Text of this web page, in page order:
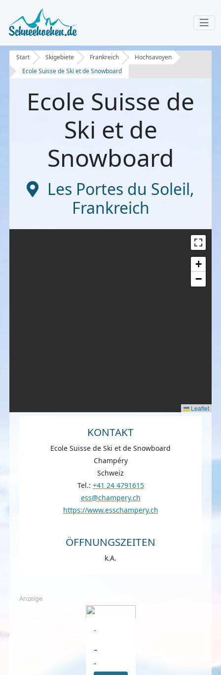
Start Skigebiete Frankreich
Hochsavoyen
Ecole Suisse de Ski et de Snowboard
Ecole Suisse de
Ski et de
Snowboard
Les Portes du Soleil,
Frankreich
+
−
Leaflet
KONTAKT
Ecole Suisse de Ski et de Snowboard
Champéry
Schweiz
Tel.: +41 24 4791615
ess@champery.ch
https://www.esschampery.ch
ÖFFNUNGSZEITEN
k.A.
Anzeige
-
-
-